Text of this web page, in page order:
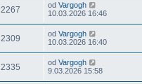
2267 od Vargogh
10.03.2026 16:46
2309 od Vargogh
10.03.2026 16:40
2335 od Vargogh
9.03.2026 15:58